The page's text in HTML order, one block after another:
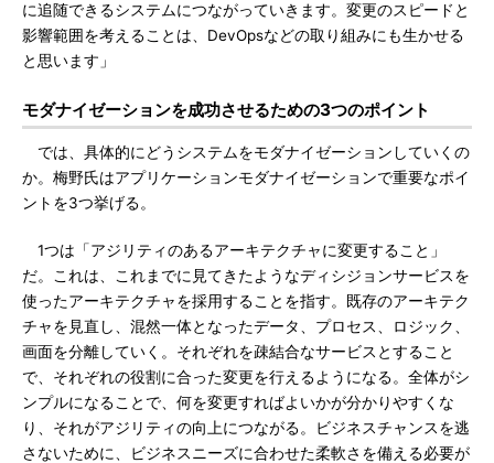
に追随できるシステムにつながっていきます。変更のスピードと
影響範囲を考えることは、DevOpsなどの取り組みにも生かせる
と思います」
モダナイゼーションを成功させるための3つのポイント
では、具体的にどうシステムをモダナイゼーションしていくの
か。梅野氏はアプリケーションモダナイゼーションで重要なポイ
ントを3つ挙げる。
1つは「アジリティのあるアーキテクチャに変更すること」
だ。これは、これまでに見てきたようなディシジョンサービスを
使ったアーキテクチャを採用することを指す。既存のアーキテク
チャを見直し、混然一体となったデータ、プロセス、ロジック、
画面を分離していく。それぞれを疎結合なサービスとすること
で、それぞれの役割に合った変更を行えるようになる。全体がシ
ンプルになることで、何を変更すればよいかが分かりやすくな
り、それがアジリティの向上につながる。ビジネスチャンスを逃
さないために、ビジネスニーズに合わせた柔軟さを備える必要が